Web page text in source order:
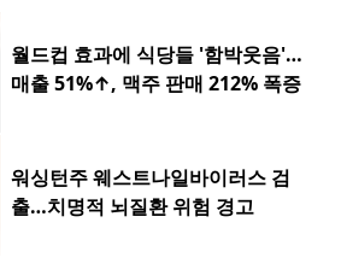
월드컵 효과에 식당들 '함박웃음'…
매출 51%↑, 맥주 판매 212% 폭증
워싱턴주 웨스트나일바이러스 검
출…치명적 뇌질환 위험 경고